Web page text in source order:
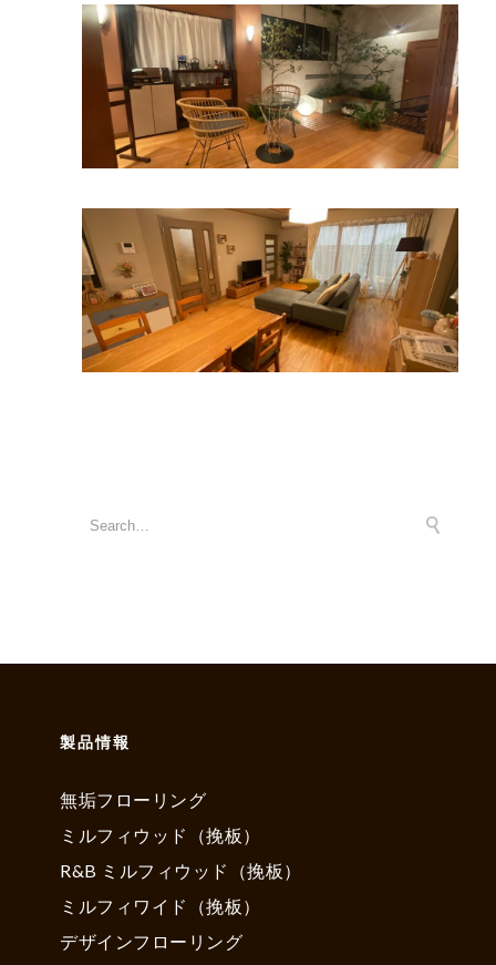
製品情報
無垢フローリング
ミルフィウッド（挽板）
R&B ミルフィウッド（挽板）
ミルフィワイド（挽板）
デザインフローリング